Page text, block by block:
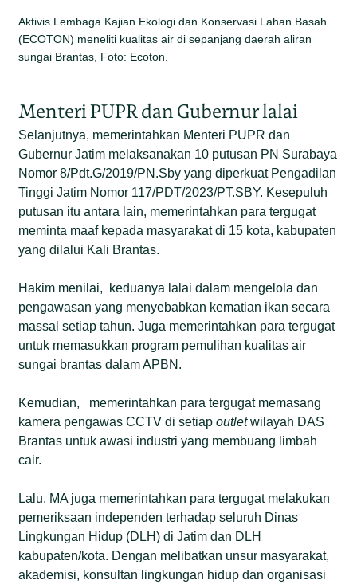
Aktivis Lembaga Kajian Ekologi dan Konservasi Lahan Basah
(ECOTON) meneliti kualitas air di sepanjang daerah aliran
sungai Brantas, Foto: Ecoton.
Menteri PUPR dan Gubernur lalai
Selanjutnya, memerintahkan Menteri PUPR dan
Gubernur Jatim melaksanakan 10 putusan PN Surabaya
Nomor 8/Pdt.G/2019/PN.Sby yang diperkuat Pengadilan
Tinggi Jatim Nomor 117/PDT/2023/PT.SBY. Kesepuluh
putusan itu antara lain, memerintahkan para tergugat
meminta maaf kepada masyarakat di 15 kota, kabupaten
yang dilalui Kali Brantas.
Hakim menilai, keduanya lalai dalam mengelola dan
pengawasan yang menyebabkan kematian ikan secara
massal setiap tahun. Juga memerintahkan para tergugat
untuk memasukkan program pemulihan kualitas air
sungai brantas dalam APBN.
Kemudian, memerintahkan para tergugat memasang
kamera pengawas CCTV di setiapoutletwilayah DAS
Brantas untuk awasi industri yang membuang limbah
cair.
Lalu, MA juga memerintahkan para tergugat melakukan
pemeriksaan independen terhadap seluruh Dinas
Lingkungan Hidup (DLH) di Jatim dan DLH
kabupaten/kota. Dengan melibatkan unsur masyarakat,
akademisi, konsultan lingkungan hidup dan organisasi